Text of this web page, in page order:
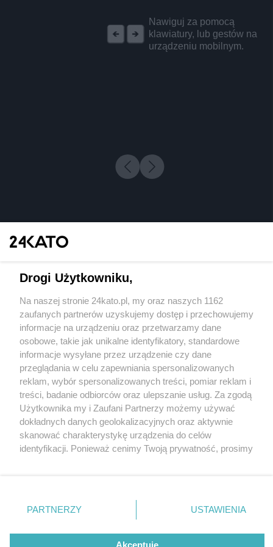
Nawiguj za pomocą
klawiatury, lub gestów na
urządzeniu mobilnym.
2 / 0
Wydawca mediów lokalnych
Nie zapomnij
zapoznać się z:
polityką prywatności regulamin korzystania z portali
Twojemiasto
Piekary Śląskie
Chorzów
Tarnowskie Góry
Gliwice
Skontakuj sięz nami
Kontakt
Wydawca
Redakcja
Drogi Użytkowniku,
Na naszej stronie 24kato.pl, my oraz naszych 1162
zaufanych partnerów uzyskujemy dostęp i przechowujemy
informacje na urządzeniu oraz przetwarzamy dane
osobowe, takie jak unikalne identyfikatory, standardowe
informacje wysyłane przez urządzenie czy dane
przeglądania w celu zapewniania spersonalizowanych
reklam, wybór spersonalizowanych treści, pomiar reklam i
treści, badanie odbiorców oraz ulepszanie usług. Za zgodą
Użytkownika my i Zaufani Partnerzy możemy używać
dokładnych danych geolokalizacyjnych oraz aktywnie
skanować charakterystykę urządzenia do celów
identyfikacji. Ponieważ cenimy Twoją prywatność, prosimy
prywatności znajdujący się w lewym dolnym rogu strony
. Niektóre rodzaje przetwarzania danych nie wymagają
zgody użytkownika, ale masz prawo sprzeciwić się
takiemu przetwarzaniu. Preferencje będą miały
PARTNERZY USTAWIENIA
Akceptuję